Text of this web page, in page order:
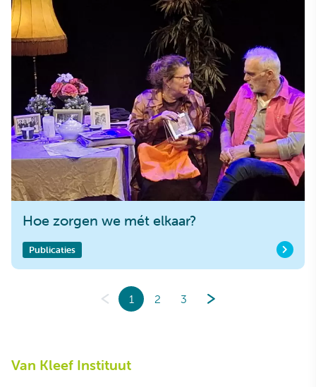
Hoe zorgen we mét elkaar?
Publicaties
1 2 3
Van Kleef Instituut